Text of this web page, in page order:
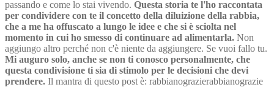
passando e come lo stai vivendo. Questa storia te l'ho raccontata
per condividere con te il concetto della diluizione della rabbia,
che a me ha offuscato a lungo le idee e che si è sciolta nel
momento in cui ho smesso di continuare ad alimentarla. Non
aggiungo altro perché non c'è niente da aggiungere. Se vuoi fallo tu.
Mi auguro solo, anche se non ti conosco personalmente, che
questa condivisione ti sia di stimolo per le decisioni che devi
prendere. Il mantra di questo post è: rabbianograzierabbianograzie